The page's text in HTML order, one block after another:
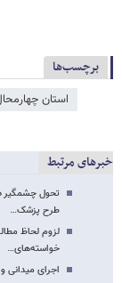
برچسب‌ها
استان
خبرهای مرتبط
تحول چشمگیر
طرح پزشک…
لزوم لحاظ
خواسته‌های…
اجرای میدانی